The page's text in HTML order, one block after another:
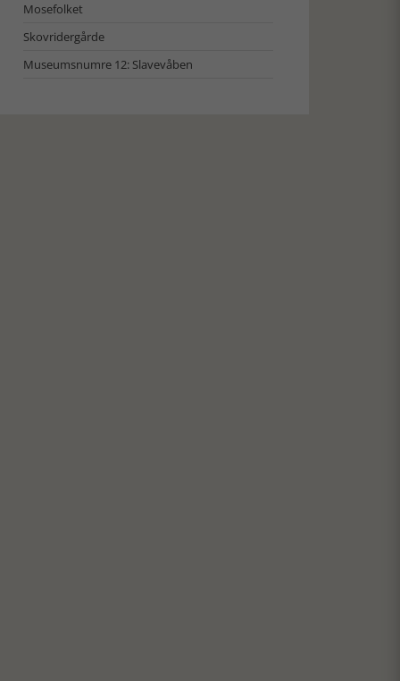
Mosefolket
Skovridergårde
Museumsnumre 12: Slavevåben